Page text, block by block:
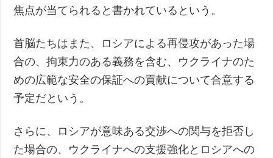
焦点が当てられると書かれているという。
首脳たちはまた、ロシアによる再侵攻があった場
合の、拘束力のある義務を含む、ウクライナのた
めの広範な安全の保証への貢献について合意する
予定だという。
さらに、ロシアが意味ある交渉への関与を拒否し
た場合の、ウクライナへの支援強化とロシアへの